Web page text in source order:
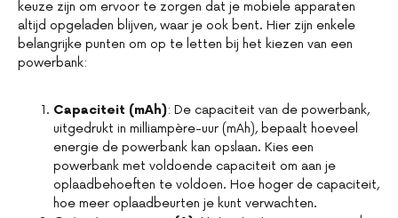
keuze zijn om ervoor te zorgen dat je mobiele apparaten
altijd opgeladen blijven, waar je ook bent. Hier zijn enkele
belangrijke punten om op te letten bij het kiezen van een
powerbank:
Capaciteit (mAh): De capaciteit van de powerbank,
uitgedrukt in milliampère-uur (mAh), bepaalt hoeveel
energie de powerbank kan opslaan. Kies een
powerbank met voldoende capaciteit om aan je
oplaadbehoeften te voldoen. Hoe hoger de capaciteit,
hoe meer oplaadbeurten je kunt verwachten.